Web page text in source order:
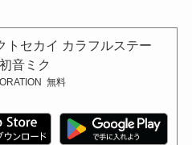
トセカイ カラフルステー
音ミク
無料